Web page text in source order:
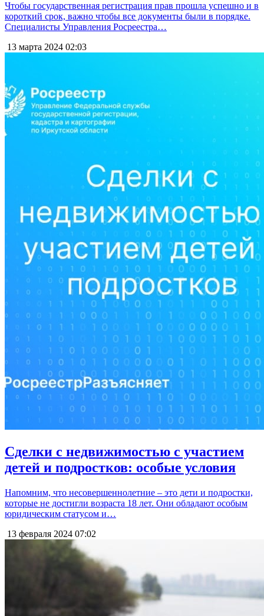
Чтобы государственная регистрация прав прошла успешно и в
короткий срок, важно чтобы все документы были в порядке.
Специалисты Управления Росреестра…
13 марта 2024 02:03
Сделки с недвижимостью с участием
детей и подростков: особые условия
Напомним, что несовершеннолетние – это дети и подростки,
которые не достигли возраста 18 лет. Они обладают особым
юридическим статусом и…
13 февраля 2024 07:02